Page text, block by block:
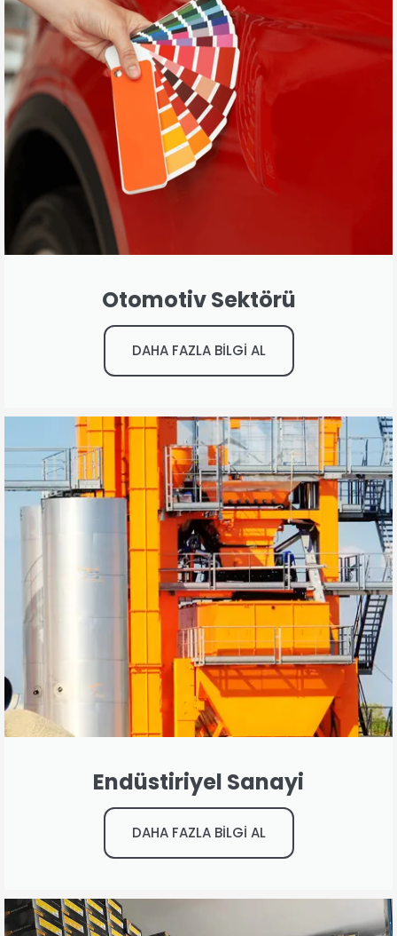
Otomotiv Sektörü
DAHA FAZLA BİLGİ AL
Endüstiriyel Sanayi
DAHA FAZLA BİLGİ AL